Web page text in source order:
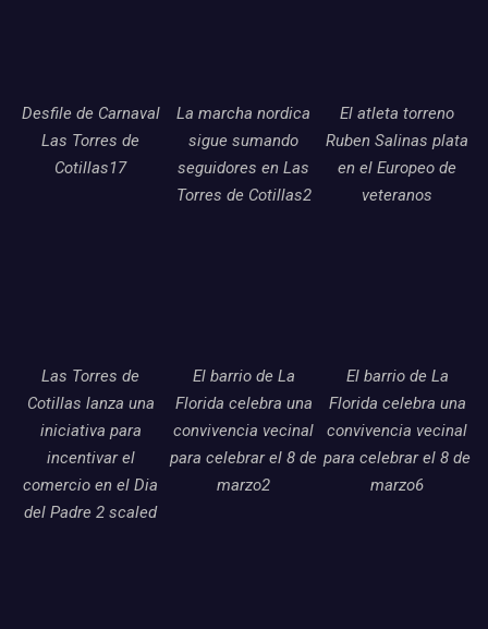
Desfile de Carnaval
Las Torres de
Cotillas17
La marcha nordica
sigue sumando
seguidores en Las
Torres de Cotillas2
El atleta torreno
Ruben Salinas plata
en el Europeo de
veteranos
Las Torres de
Cotillas lanza una
iniciativa para
incentivar el
comercio en el Dia
del Padre 2 scaled
El barrio de La
Florida celebra una
convivencia vecinal
para celebrar el 8 de
marzo2
El barrio de La
Florida celebra una
convivencia vecinal
para celebrar el 8 de
marzo6